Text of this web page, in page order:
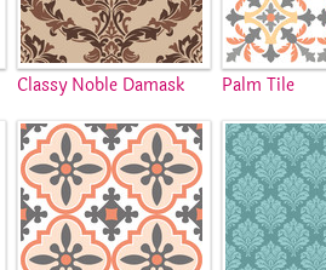
Classy Noble Damask Palm Tile